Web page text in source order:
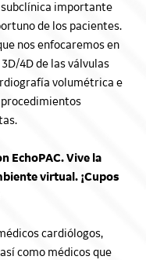
importante
de los pacientes.
nos enfocaremos en
4D de las válvulas
volumétrica e
EchoPAC. Vive la
virtual. ¡Cupos
cardiólogos,
como médicos que